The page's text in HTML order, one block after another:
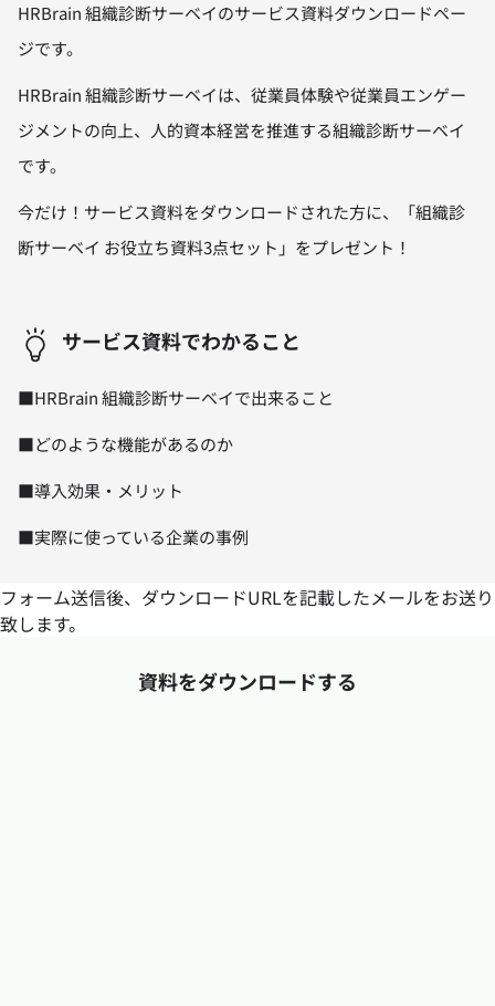
HRBrain 組織診断サーベイのサービス資料ダウンロードペー
ジです。
HRBrain 組織診断サーベイは、従業員体験や従業員エンゲー
ジメントの向上、人的資本経営を推進する組織診断サーベイ
です。
今だけ！サービス資料をダウンロードされた方に、「組織診
断サーベイ お役立ち資料3点セット」をプレゼント！
サービス資料でわかること
■HRBrain 組織診断サーベイで出来ること
■どのような機能があるのか
■導入効果・メリット
■実際に使っている企業の事例
フォーム送信後、ダウンロードURLを記載したメールをお送り
致します。
資料をダウンロードする